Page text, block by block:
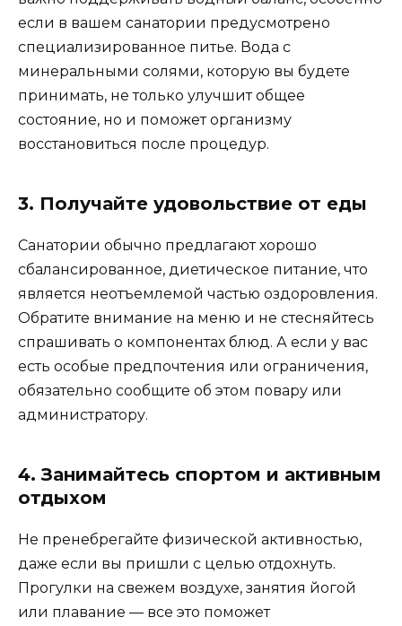
если в вашем санатории предусмотрено
специализированное питье. Вода с
минеральными солями, которую вы будете
принимать, не только улучшит общее
состояние, но и поможет организму
восстановиться после процедур.
3. Получайте удовольствие от еды
Санатории обычно предлагают хорошо
сбалансированное, диетическое питание, что
является неотъемлемой частью оздоровления.
Обратите внимание на меню и не стесняйтесь
спрашивать о компонентах блюд. А если у вас
есть особые предпочтения или ограничения,
обязательно сообщите об этом повару или
администратору.
4. Занимайтесь спортом и активным
отдыхом
Не пренебрегайте физической активностью,
даже если вы пришли с целью отдохнуть.
Прогулки на свежем воздухе, занятия йогой
или плавание — все это поможет